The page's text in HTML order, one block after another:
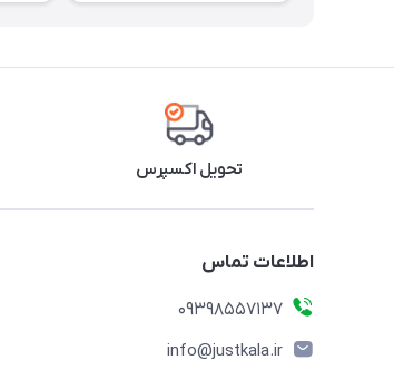
تحویل اکسپرس
اطلاعات تماس
09398557137
info@justkala.ir